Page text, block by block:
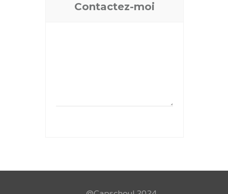
Contactez-moi